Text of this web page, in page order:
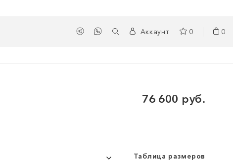
Аккаунт 0 0
76 600 руб.
Таблица размеров